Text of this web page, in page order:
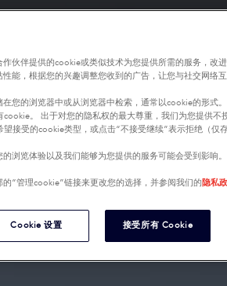
伙伴提供的cookie或类似技术为您提供所需的服务，改
能，根据您的兴趣调整您收到的广告，让您与社交网络互
您的浏览器中或从浏览器中检索，通常以cookie的形式。
。 出于对您的隐私权的最大尊重，我们为您提供不
接受的cookie类型，或点击“不接受继续”表示拒绝（仅
浏览体验以及我们能够为您提供的服务可能会受到影响。
“管理cookie”链接来更改您的选择，并参阅我们的隐私
Cookie 设置 接受所有 Cookie